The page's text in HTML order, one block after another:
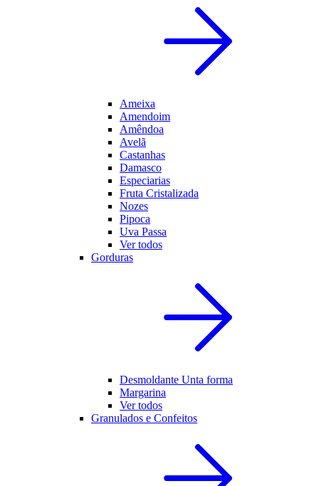
Ameixa
Amendoim
Amêndoa
Avelã
Castanhas
Damasco
Especiarias
Fruta Cristalizada
Nozes
Pipoca
Uva Passa
Ver todos
Gorduras
Desmoldante Unta forma
Margarina
Ver todos
Granulados e Confeitos